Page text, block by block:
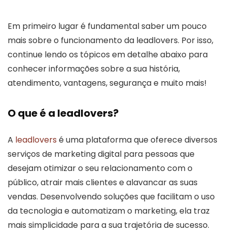
Em primeiro lugar é fundamental saber um pouco
mais sobre o funcionamento da leadlovers. Por isso,
continue lendo os tópicos em detalhe abaixo para
conhecer informações sobre a sua história,
atendimento, vantagens, segurança e muito mais!
O que é a leadlovers?
A leadlovers é uma plataforma que oferece diversos
serviços de marketing digital para pessoas que
desejam otimizar o seu relacionamento com o
público, atrair mais clientes e alavancar as suas
vendas. Desenvolvendo soluções que facilitam o uso
da tecnologia e automatizam o marketing, ela traz
mais simplicidade para a sua trajetória de sucesso.